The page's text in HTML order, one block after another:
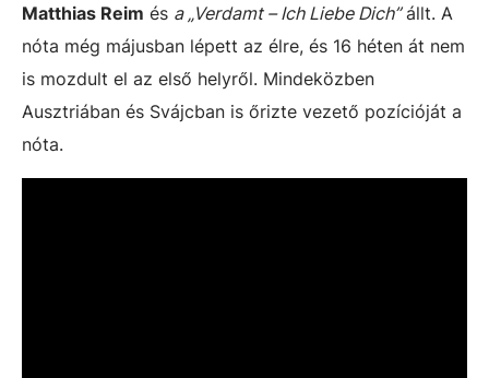
Matthias Reim és a „Verdamt – Ich Liebe Dich”állt. A
nóta még májusban lépett az élre, és 16 héten át nem
is mozdult el az első helyről. Mindeközben
Ausztriában és Svájcban is őrizte vezető pozícióját a
nóta.